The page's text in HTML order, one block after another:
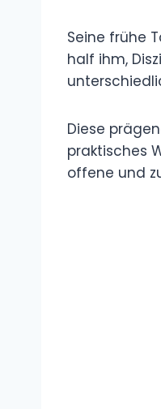
Seine frühe
half ihm,
Diese
praktisches
offene und